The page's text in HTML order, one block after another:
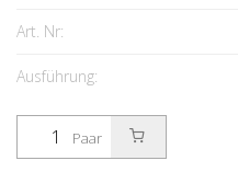
Art. Nr:
Ausführung:
Paar